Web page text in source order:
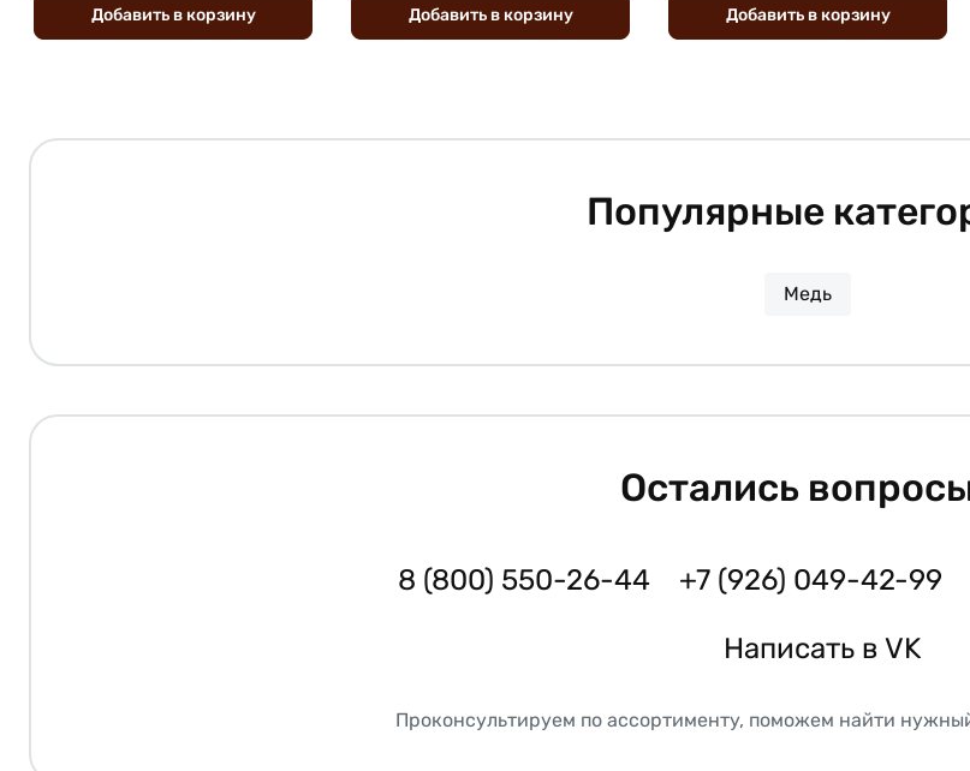
Добавить вкорзину Добавить вкорзину Добавить вкорзину
Популярные
Медь
Остались
8 (800) 550-26-44 +7 (926) 049-42-99
Написать в VK
Проконсультируем по ассортименту, поможем найти